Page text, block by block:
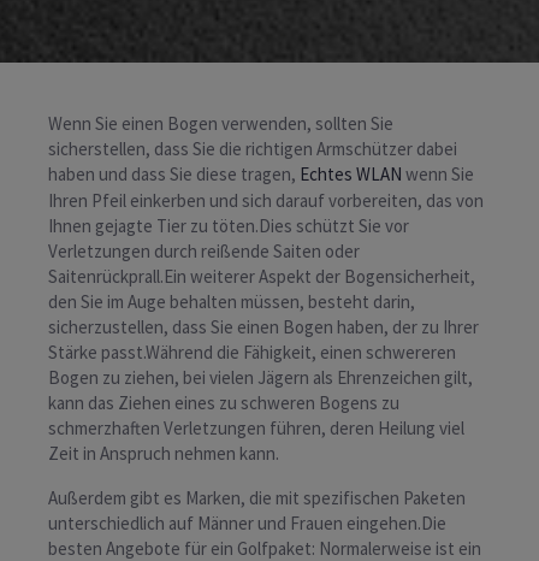
Wenn Sie einen Bogen verwenden, sollten Sie
sicherstellen, dass Sie die richtigen Armschützer dabei
haben und dass Sie diese tragen, Echtes WLAN wenn Sie
Ihren Pfeil einkerben und sich darauf vorbereiten, das von
Ihnen gejagte Tier zu töten.Dies schützt Sie vor
Verletzungen durch reißende Saiten oder
Saitenrückprall.Ein weiterer Aspekt der Bogensicherheit,
den Sie im Auge behalten müssen, besteht darin,
sicherzustellen, dass Sie einen Bogen haben, der zu Ihrer
Stärke passt.Während die Fähigkeit, einen schwereren
Bogen zu ziehen, bei vielen Jägern als Ehrenzeichen gilt,
kann das Ziehen eines zu schweren Bogens zu
schmerzhaften Verletzungen führen, deren Heilung viel
Zeit in Anspruch nehmen kann.
Außerdem gibt es Marken, die mit spezifischen Paketen
unterschiedlich auf Männer und Frauen eingehen.Die
besten Angebote für ein Golfpaket: Normalerweise ist ein